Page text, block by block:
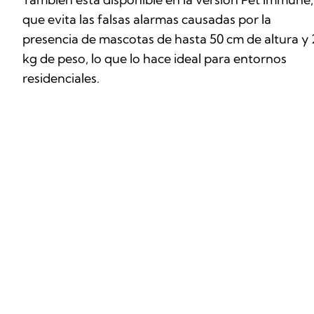
que evita las falsas alarmas causadas por la
presencia de mascotas de hasta 50 cm de altura y
kg de peso, lo que lo hace ideal para entornos
residenciales.